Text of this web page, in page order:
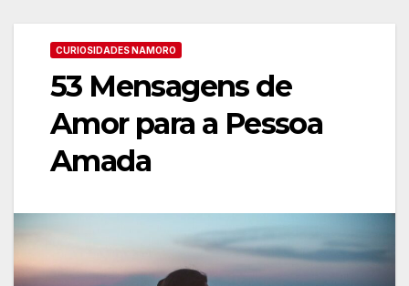
CURIOSIDADES NAMORO
53 Mensagens de
Amor para a Pessoa
Amada